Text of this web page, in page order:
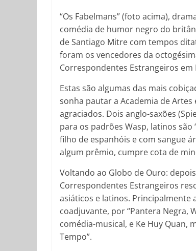
“Os Fabelmans” (foto acima),
comédia de humor negro do
de Santiago Mitre com tempos
foram os vencedores da
Correspondentes Estrangeiros em
Estas são algumas das mais
sonha pautar a Academia de
agraciados. Dois anglo-saxões
para os padrões Wasp, latinos
filho de espanhóis e com sangue
algum prêmio, cumpre cota de
Voltando ao Globo de Ouro:
Correspondentes Estrangeiros
asiáticos e latinos. Principalmente
coadjuvante, por “Pantera Negra,
comédia-musical, e Ke Huy Quan,
Tempo”.